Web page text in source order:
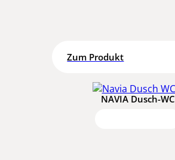
Zum Produkt
NAVIA Dusch-WC